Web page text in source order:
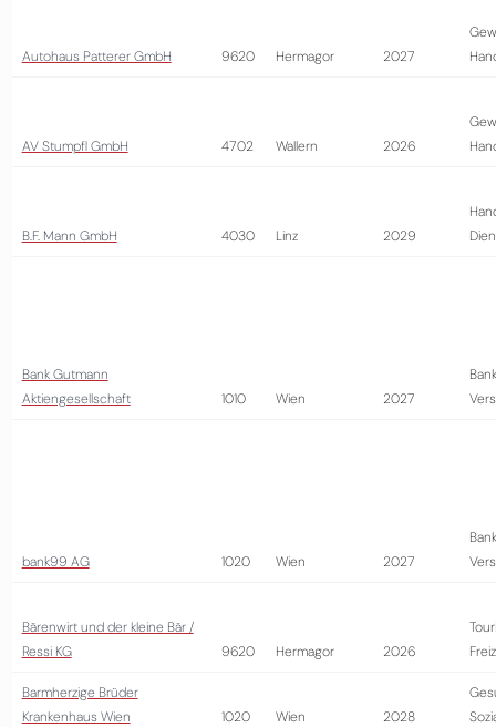
Autohaus Patterer GmbH 9620 Hermagor 2027
AV Stumpfl GmbH 4702 Wallern 2026
B.F. Mann GmbH 4030 Linz 2029
Bank Gutmann
Aktiengesellschaft
1010 Wien 2027
bank99 AG 1020 Wien 2027
Bärenwirt und der kleine Bär /
Ressi KG
9620 Hermagor 2026
Barmherzige Brüder
Krankenhaus Wien
1020 Wien 2028